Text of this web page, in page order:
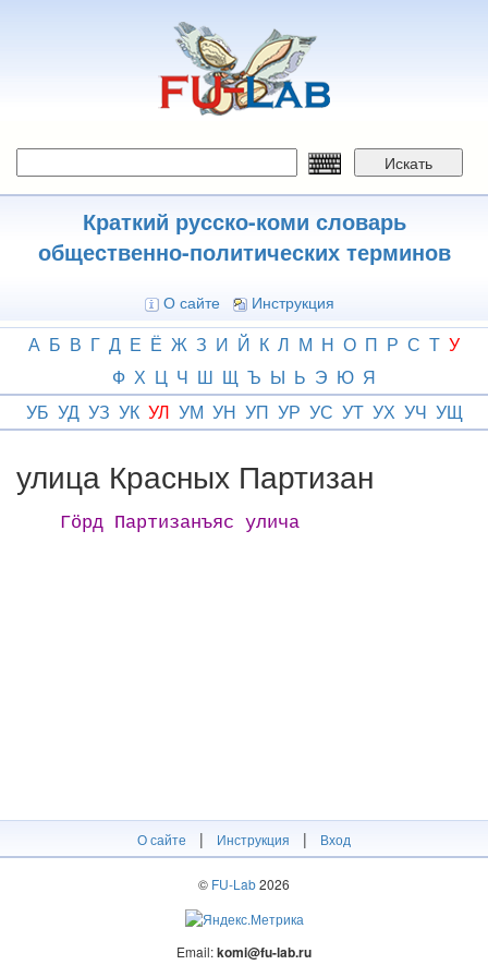
Искать
Краткий русско-коми словарь
общественно-политических терминов
О сайте Инструкция
А Б В Г Д Е Ё Ж З И Й К Л М Н О П Р С Т У
Ф Х Ц Ч Ш Щ Ъ Ы Ь Э Ю Я
УБ УД УЗ УК УЛ УМ УН УП УР УС УТ УХ УЧ УЩ
улица Красных Партизан
Гӧрд Партизанъяс улича
О сайте | Инструкция | Вход
© FU-Lab2026
Email:komi@fu-lab.ru